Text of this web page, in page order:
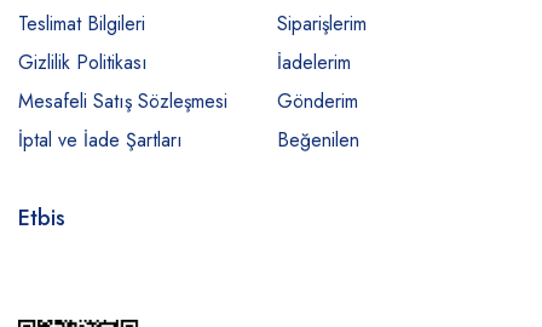
Teslimat Bilgileri
Gizlilik Politikası
Mesafeli Satış Sözleşmesi
İptal ve İade Şartları
Siparişlerim
İadelerim
Gönderim
Beğenilen
Etbis